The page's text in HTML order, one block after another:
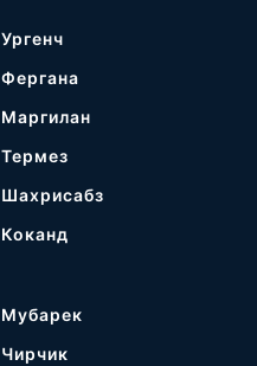
Ургенч
Фергана
Маргилан
Термез
Шахрисабз
Коканд
Мубарек
Чирчик